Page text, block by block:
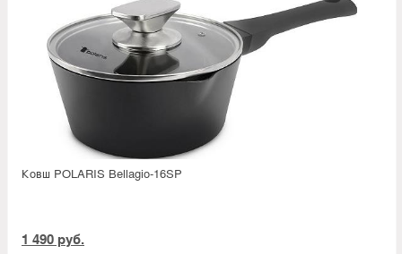
Ковш POLARIS Bellagio-16SP
1 490 руб.